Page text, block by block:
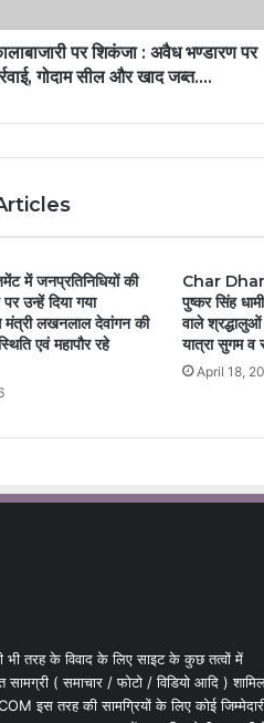
पर शिकंजा : अवैध भण्डारण पर
गोदाम सील और खाद जब्त….
में जनप्रतिनिधियों की
उन्हें दिया गया
मंत्री लखनलाल देवांगन की
एवं महापौर रहे
Char
पुष्कर सिंह
वाले
यात्रा सुगम
April 18,
भी तरह के विवाद के लिए साइट के कुछ तत्वों में
सामग्री ( समाचार / फोटो / विडियो आदि )
इस तरह की सामग्रियों के लिए कोई